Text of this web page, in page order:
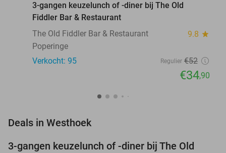
3-gangen keuzelunch of -diner bij The Old
Fiddler Bar & Restaurant
The Old Fiddler Bar & Restaurant
9.8 star
Poperinge
Verkocht: 95
Regulier €52
€34,90
Deals in Westhoek
3-gangen keuzelunch of -diner bij The Old